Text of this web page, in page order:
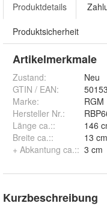
Produktdetails
Produktsicherheit
Artikelmerkmale
Zustand:
Neu
GTIN / EAN:
Marke:
RGM
Hersteller Nr.:
Länge ca.::
146
Breite ca.::
13 cm
+ Abkantung ca.:: 3 cm
Kurzbeschreibung